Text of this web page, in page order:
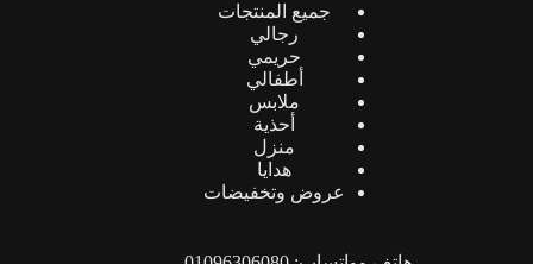
جميع المنتجات
رجالي
حريمي
أطفالي
ملابس
أحذية
منزل
هدايا
عروض وتخفيضات